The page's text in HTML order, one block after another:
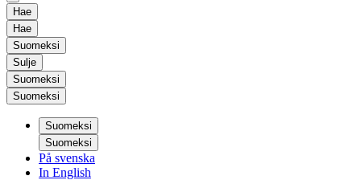
Hae
Hae
Suomeksi
Sulje
Suomeksi
Suomeksi
Suomeksi
Suomeksi
På svenska
In English